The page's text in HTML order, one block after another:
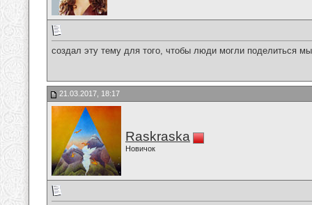
создал эту тему для того, чтобы люди могли поделиться
21.03.2017, 18:17
Raskraska
Новичок